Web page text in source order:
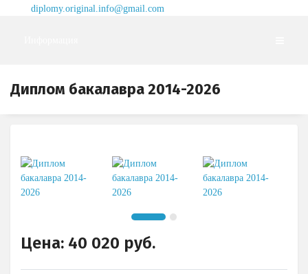
diplomy.original.info@gmail.com
Диплом бакалавра 2014-2026
Цена: 40 020 руб.